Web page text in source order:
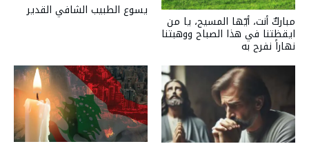
يسوع الطبيب الشافي القدير
مباركٌ أنت، أيّها المسيح، يا من
ايقظتنا في هذا الصباح ووهبتنا
نهاراً نفرح به